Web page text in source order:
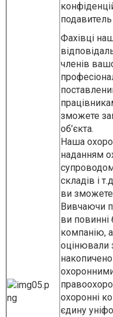
Фахівці
членів
зможете
об’єкта.
Наша
наданням
складів і
ви зможете
Вивчаючи
ви повинні
компанію,
оцінювали
охоронні
єдину